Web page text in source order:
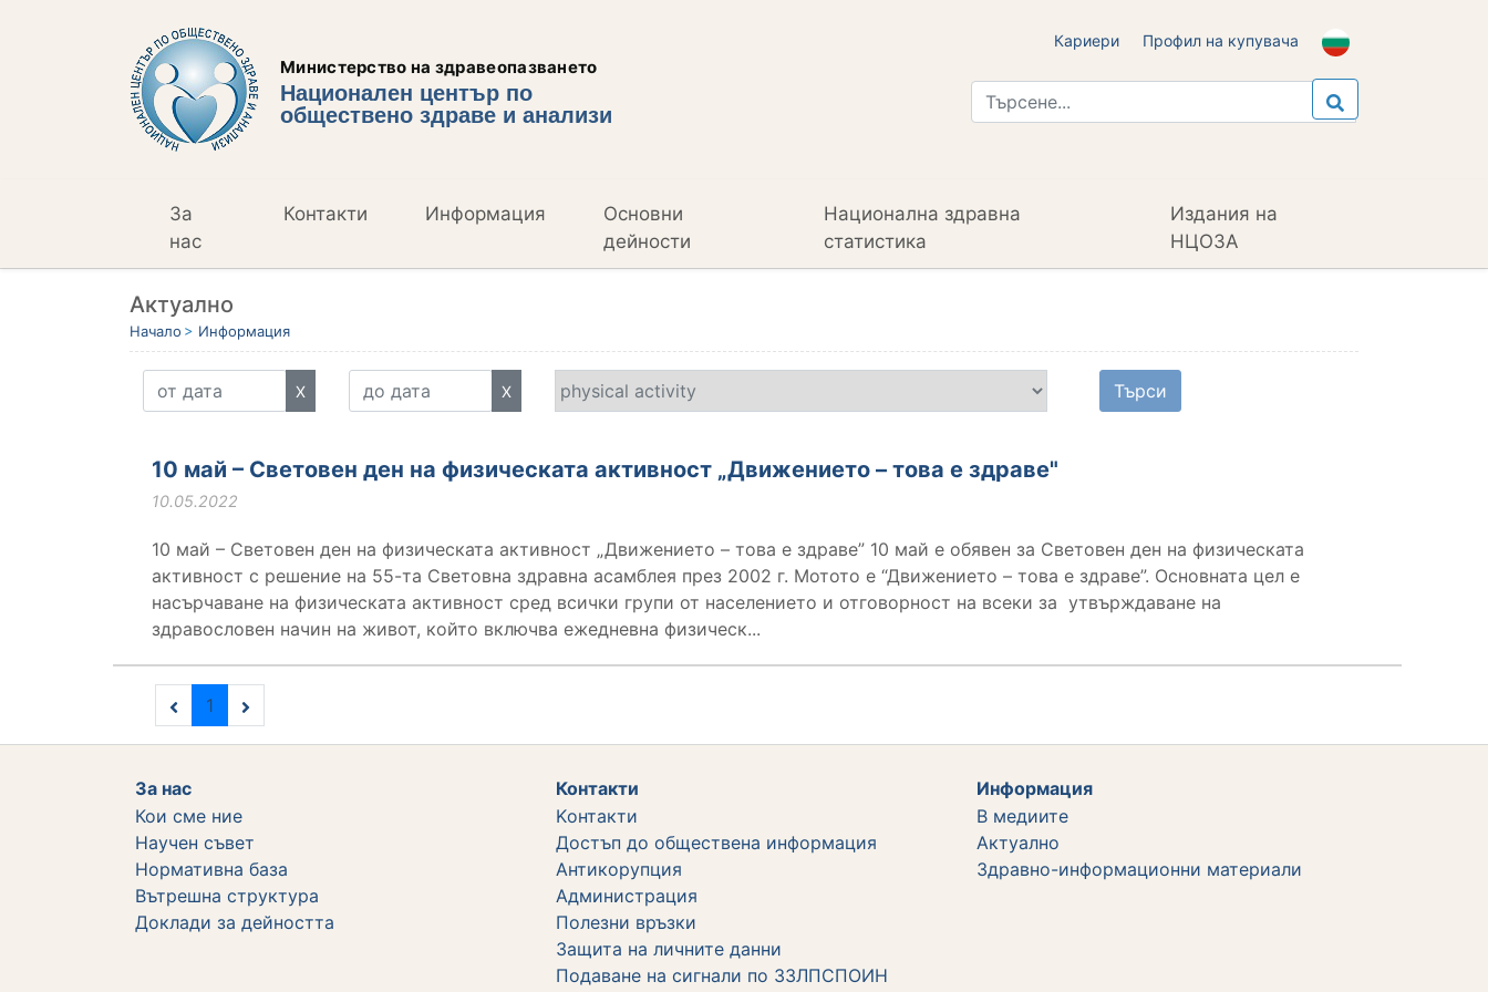
Министерство на здравеопазването
Национален център по
обществено здраве и анализи
Кариери Профил на купувача
За
нас
Контакти Информация
Основни
дейности
Национална здравна
статистика
Издания на
НЦОЗА
Актуално
Начало Информация
X X
10 май – Световен ден на физическата активност „Движението – това е здраве"
10.05.2022
10 май – Световен ден на физическата активност „Движението – това е здраве” 10 май е обявен за Световен ден на физическата
активност с решение на 55-та Световна здравна асамблея през 2002 г. Мотото е “Движението – това е здраве”. Основната цел е
насърчаване на физическата активност сред всички групи от населението и отговорност на всеки за утвърждаване на
здравословен начин на живот, който включва ежедневна физическ...
1
За нас
Кои сме ние
Научен съвет
Нормативна база
Вътрешна структура
Дoклади за дейността
Контакти
Kонтакти
Достъп до обществена информация
Aнтикорупция
Администрация
Полезни връзки
Защита на личните данни
Подаване на сигнали по ЗЗЛПСПОИН
Информация
В медиите
Актуално
Здравно-информационни материали